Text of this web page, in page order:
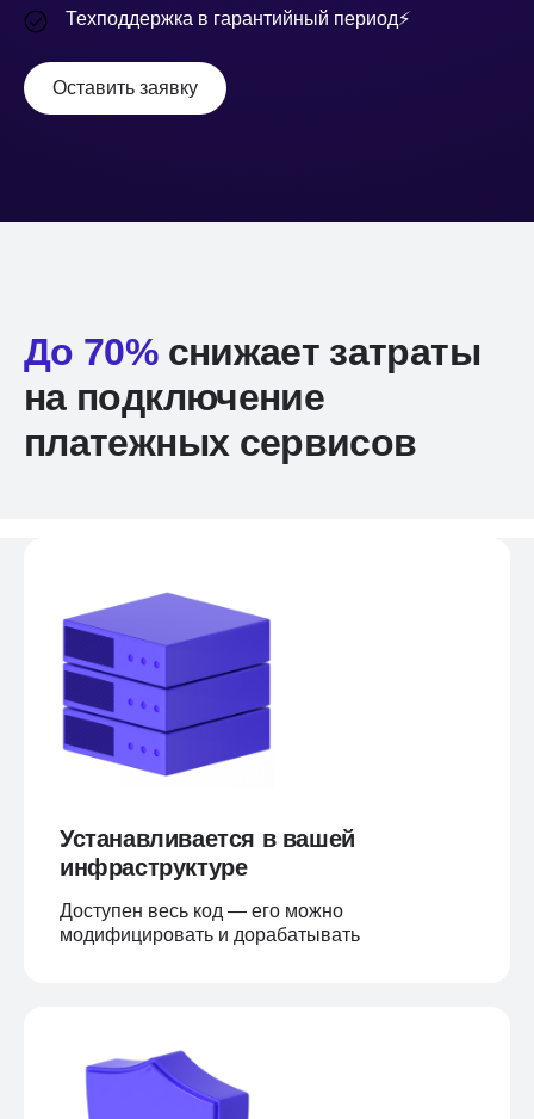
Техподдержка в гарантийный период⚡️
Оставить заявку
До 70%снижает затраты
на подключение
платежных сервисов
Устанавливается в вашей
инфраструктуре
Доступен весь код — его можно
модифицировать и дорабатывать